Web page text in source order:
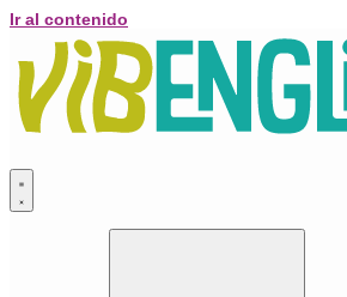
Ir al contenido